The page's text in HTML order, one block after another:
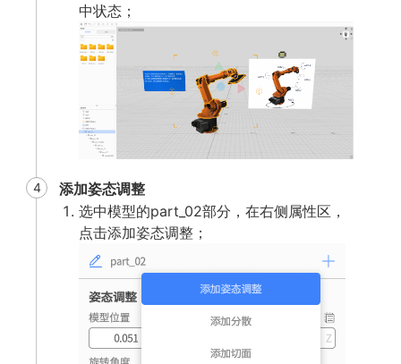
中状态；
4
添加姿态调整
选中模型的part_02部分，在右侧属性区，
点击添加姿态调整；